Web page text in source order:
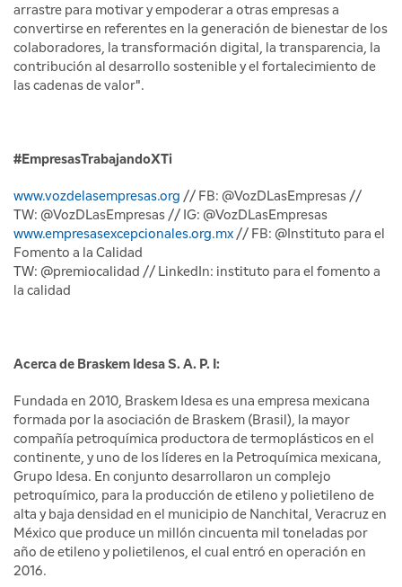
arrastre para motivar y empoderar a otras empresas a
convertirse en referentes en la generación de bienestar de los
colaboradores, la transformación digital, la transparencia, la
contribución al desarrollo sostenible y el fortalecimiento de
las cadenas de valor".
#EmpresasTrabajandoXTi
www.vozdelasempresas.org // FB: @VozDLasEmpresas //
TW: @VozDLasEmpresas // IG: @VozDLasEmpresas
www.empresasexcepcionales.org.mx // FB: @Instituto para el
Fomento a la Calidad
TW: @premiocalidad // LinkedIn: instituto para el fomento a
la calidad
Acerca de Braskem Idesa S. A. P. I:
Fundada en 2010, Braskem Idesa es una empresa mexicana
formada por la asociación de Braskem (Brasil), la mayor
compañía petroquímica productora de termoplásticos en el
continente, y uno de los líderes en la Petroquímica mexicana,
Grupo Idesa. En conjunto desarrollaron un complejo
petroquímico, para la producción de etileno y polietileno de
alta y baja densidad en el municipio de Nanchital, Veracruz en
México que produce un millón cincuenta mil toneladas por
año de etileno y polietilenos, el cual entró en operación en
2016.